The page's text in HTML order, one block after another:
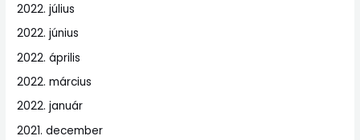
2022. július
2022. június
2022. április
2022. március
2022. január
2021. december